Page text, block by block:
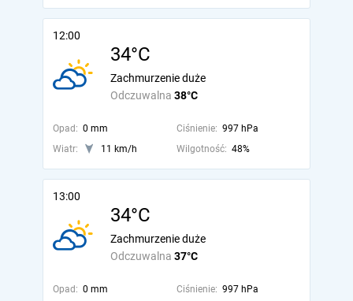
12:00
34°C
Odczuwalna 38°C
Zachmurzenie duże
Opad: 0 mm Ciśnienie: 997 hPa
Wiatr:
11 km/h Wilgotność: 48%
13:00
34°C
Odczuwalna 37°C
Zachmurzenie duże
Opad: 0 mm Ciśnienie: 997 hPa